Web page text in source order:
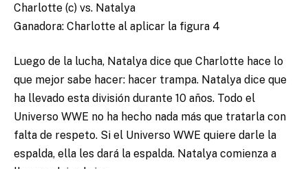
Charlotte (c) vs. Natalya
Ganadora: Charlotte al aplicar la figura 4
Luego de la lucha, Natalya dice que Charlotte hace lo
que mejor sabe hacer: hacer trampa. Natalya dice que
ha llevado esta división durante 10 años. Todo el
Universo WWE no ha hecho nada más que tratarla con
falta de respeto. Si el Universo WWE quiere darle la
espalda, ella les dará la espalda. Natalya comienza a